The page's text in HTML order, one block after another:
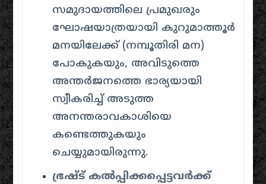
സമുദായത്തിലെ പ്രമുഖരും
ഘോഷയാത്രയായി കുറുമാത്തൂർ
മനയിലേക്ക് (നമ്പൂതിരി മന)
പോകുകയും, അവിടുത്തെ
അന്തർജനത്തെ ഭാര്യയായി
സ്വീകരിച്ച് അടുത്ത
അനന്തരാവകാശിയെ
കണ്ടെത്തുകയും
ചെയ്യുമായിരുന്നു.
ഭ്രഷ്ട് കൽപ്പിക്കപ്പെട്ടവർക്ക്